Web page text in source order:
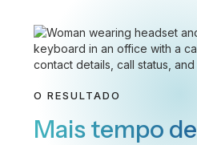
O RESULTADO
Mais tempo de